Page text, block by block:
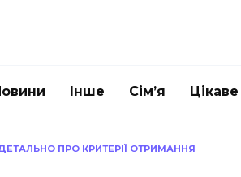
Інше Сім’я Цікаве
ПРО КРИТЕРІЇ ОТРИМАННЯ